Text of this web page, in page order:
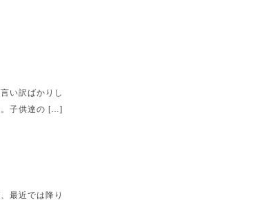
い訳ばかりし
。子供達の […]
最近では降り